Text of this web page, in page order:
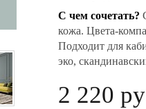
С чем сочетать?
кожа. Цвета-
Подходит для
эко,
2 220